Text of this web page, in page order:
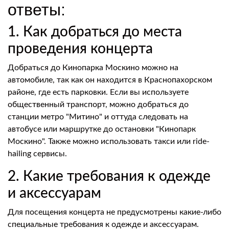
ответы:
1. Как добраться до места
проведения концерта
Добраться до Кинопарка Москино можно на
автомобиле, так как он находится в Краснопахорском
районе, где есть парковки. Если вы используете
общественный транспорт, можно добраться до
станции метро "Митино" и оттуда следовать на
автобусе или маршрутке до остановки "Кинопарк
Москино". Также можно использовать такси или ride-
hailing сервисы.
2. Какие требования к одежде
и аксессуарам
Для посещения концерта не предусмотрены какие-либо
специальные требования к одежде и аксессуарам.